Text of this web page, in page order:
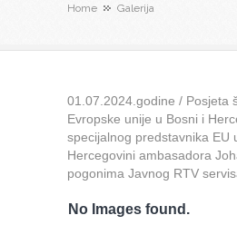
Home Galerija
01.07.2024.godine / Posjeta
Evropske unije u Bosni i
specijalnog predstavnika EU
Hercegovini ambasadora
pogonima Javnog RTV
No Images found.